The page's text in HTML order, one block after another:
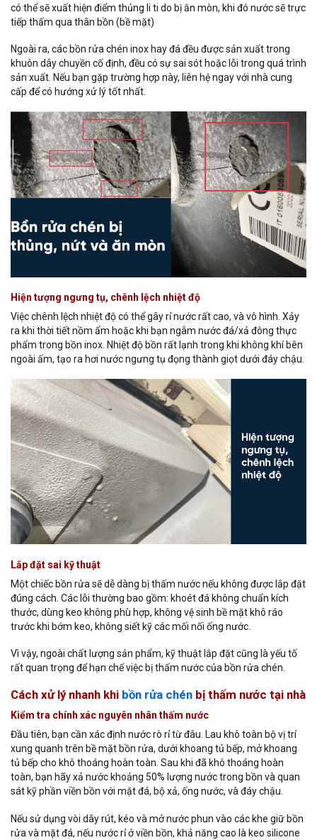
có thể sẽ xuất hiện điểm thủng li ti do bị ăn mòn, khi đó nước sẽ trực
tiếp thấm qua thân bồn (bề mặt)
Ngoài ra, các bồn rửa chén inox hay đá đều được sản xuất trong
khuôn dây chuyền cố định, đều có sự sai sót hoặc lỗi trong quá trình
sản xuất. Nếu bạn gặp trường hợp này, liên hệ ngay với nhà cung
cấp để có hướng xử lý tốt nhất.
Hiện tượng ngưng tụ, chênh lệch nhiệt độ
Việc chênh lệch nhiệt độ có thể gây rỉ nước rất cao, và vô hình. Xảy
ra khi thời tiết nồm ẩm hoặc khi bạn ngâm nước đá/xả đông thực
phẩm trong bồn inox. Nhiệt độ bồn rất lạnh trong khi không khí bên
ngoài ấm, tạo ra hơi nước ngưng tụ đọng thành giọt dưới đáy chậu.
Lắp đặt sai kỹ thuật
Một chiếc bồn rửa sẽ dễ dàng bị thấm nước nếu không được lắp đặt
đúng cách. Các lỗi thường bao gồm: khoét đá không chuẩn kích
thước, dùng keo không phù hợp, không vệ sinh bề mặt khô ráo
trước khi bớm keo, không siết kỹ các mối nối ống nước.
Vì vậy, ngoài chất lượng sản phẩm, kỹ thuật lắp đặt cũng là yếu tố
rất quan trọng để hạn chế việc bị thấm nước của bồn rửa chén.
Cách xử lý nhanh khi bồn rửa chén bị thấm nước tại nhà
Kiểm tra chính xác nguyên nhân thấm nước
Đầu tiên, bạn cần xác định nước rò rỉ từ đâu. Lau khô toàn bộ vị trí
xung quanh trên bề mặt bồn rửa, dưới khoang tủ bếp, mở khoang
tủ bếp cho khô thoáng hoàn toàn. Sau khi đã khô thoáng hoàn
toàn, bạn hãy xả nước khoảng 50% lượng nước trong bồn và quan
sát kỹ phần viền bồn với mặt đá, bộ xả, ống nước, và đáy chậu.
Nếu sử dụng vòi dây rút, kéo và mở nước phun vào các khe giữ bồn
rửa và mặt đá, nếu nước rỉ ở viền bồn, khả năng cao là keo silicone